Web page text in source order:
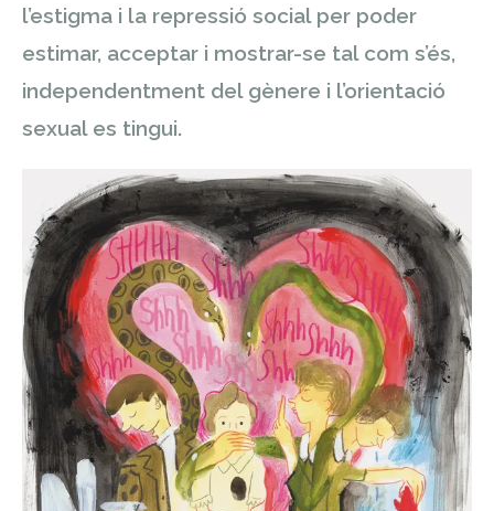
l’estigma i la repressió social per poder
estimar, acceptar i mostrar-se tal com s’és,
independentment del gènere i l’orientació
sexual es tingui.